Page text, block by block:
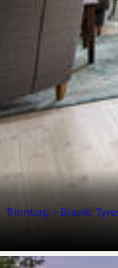
Trinntorp - Brevik,